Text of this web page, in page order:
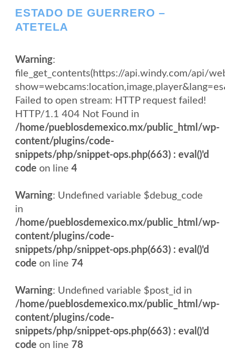
ESTADO DE GUERRERO –
ATETELA
Warning:
file_get_contents(https://api.windy.com/api/
Failed to open stream: HTTP request failed!
HTTP/1.1 404 Not Found in
/home/pueblosdemexico.mx/public_html/wp-
content/plugins/code-
snippets/php/snippet-ops.php(663) : eval()'d
code on line 4
Warning: Undefined variable $debug_code
in
/home/pueblosdemexico.mx/public_html/wp-
content/plugins/code-
snippets/php/snippet-ops.php(663) : eval()'d
code on line 74
Warning: Undefined variable $post_id in
/home/pueblosdemexico.mx/public_html/wp-
content/plugins/code-
snippets/php/snippet-ops.php(663) : eval()'d
code on line 78